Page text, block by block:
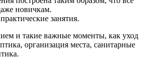
новичкам.
занятия.
и такие важные моменты, как уход
организация места, санитарные